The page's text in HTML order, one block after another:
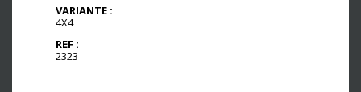
VARIANTE :
4X4
REF :
2323